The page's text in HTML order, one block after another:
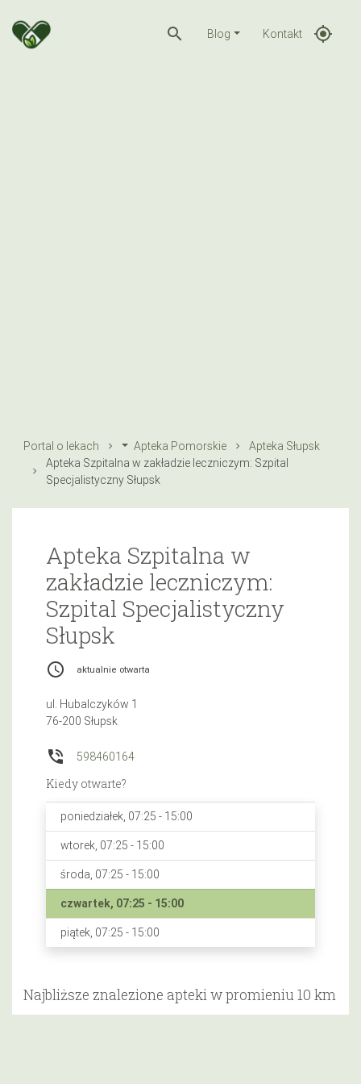
search Blog Kontakt gps_fixed
Portal o lekach Apteka Pomorskie
Apteka Słupsk
Apteka Szpitalna w zakładzie leczniczym: Szpital
Specjalistyczny Słupsk
Apteka Szpitalna w
zakładzie leczniczym:
Szpital Specjalistyczny
Słupsk
access_time aktualnie otwarta
ul. Hubalczyków 1
76-200 Słupsk
phone_in_talk 598460164
Kiedy otwarte?
poniedziałek, 07:25 - 15:00
wtorek, 07:25 - 15:00
środa, 07:25 - 15:00
czwartek, 07:25 - 15:00
piątek, 07:25 - 15:00
Najbliższe znalezione apteki w promieniu 10 km